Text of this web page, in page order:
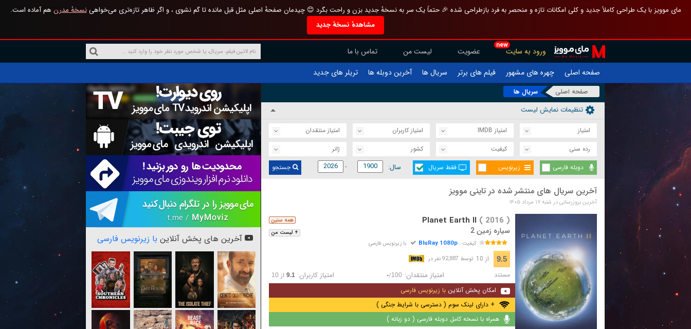
مای موویز با یک طراحی کاملاً جدید و کلی امکانات تازه و منحصر به فرد بازطراحی شده 🎉 حتماً یک سر به نسخهٔ جدید بزن و راحت بگرد 😊 چیدمان صفحهٔ اصلی مثل قبل مانده تا گم نشوی ، و اگر ظاهر تازه‌تری می‌خواهینسخهٔ مدرن هم آماده است.
مشاهدهٔ نسخهٔ جدید
new
ورود به سایت عضویت لیست من
تماس با ما
صفحه اصلی
چهره های مشهور فیلم های برتر سریال ها آخرین دوبله ها تریلر های جدید
صفحه اصلی سریال ها
تنظیمات نمایش لیست
امتیاز امتیاز IMDB امتیاز کاربران
امتیاز منتقدان
رده سنی
کیفیت کشور
ژانر
دوبله فارسی
زیرنویس فقط سریال سال: جستجو
آخرین سریال های منتشر شده در تاینی موویز
آخرین بروزرسانی در شنبه ۱۷ مرداد ۱۴۰۵
+ لیست من
همه سنین Planet Earth II ( 2016 )
سیاره زمین 2
کیفیت :BluRay 1080p با زیرنویس فارسی
9.5 از 10 توسط 92,887 نفر در
مستند امتیاز منتقدان: -/100 امتیاز کاربران: 9.1 از 10
امکان پخش آنلاین با زیرنویس فارسی
+ دارای لینک سوم ( دسترسی با شرایط جنگی )
همراه با نسخه کامل دوبله فارسی ( دو زبانه )
آخرین های پخش آنلاین با زیرنویس فارسی